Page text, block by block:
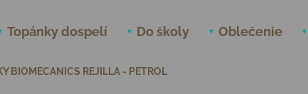
Topánky dospelí Do školy Oblečenie
BIOMECANICS REJILLA - PETROL